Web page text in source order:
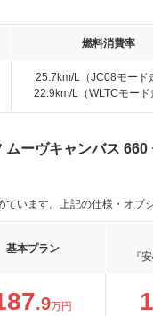
燃料消費率
25.7km/L（JC08モード
22.9km/L（WLTCモード
ムーヴキャンバス
います。上記の仕様・オプ
基本プラン
『
.9万円